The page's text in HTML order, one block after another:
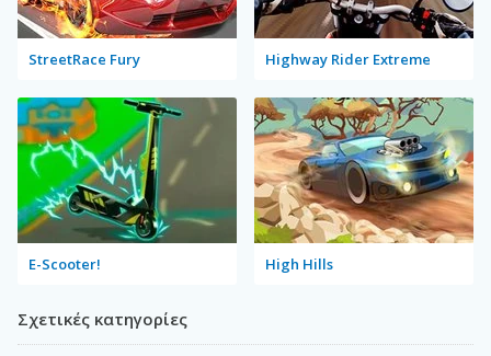
StreetRace Fury Highway Rider Extreme
E-Scooter! High Hills
Σχετικές κατηγορίες